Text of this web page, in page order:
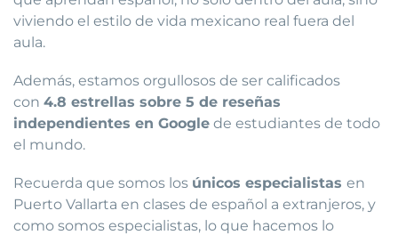
viviendo el estilo de vida mexicano real fuera del
aula.
Además, estamos orgullosos de ser calificados
con 4.8 estrellas sobre 5 de reseñas
independientes en Google de estudiantes de todo
el mundo.
Recuerda que somos los únicos especialistas en
Puerto Vallarta en clases de español a extranjeros, y
como somos especialistas, lo que hacemos lo